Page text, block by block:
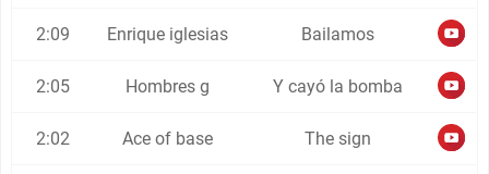
2:09 Enrique iglesias Bailamos
2:05 Hombres g Y cayó la bomba
2:02 Ace of base The sign